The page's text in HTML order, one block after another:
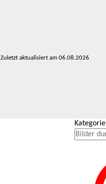
Zuletzt aktualisiert am 06.08.2026